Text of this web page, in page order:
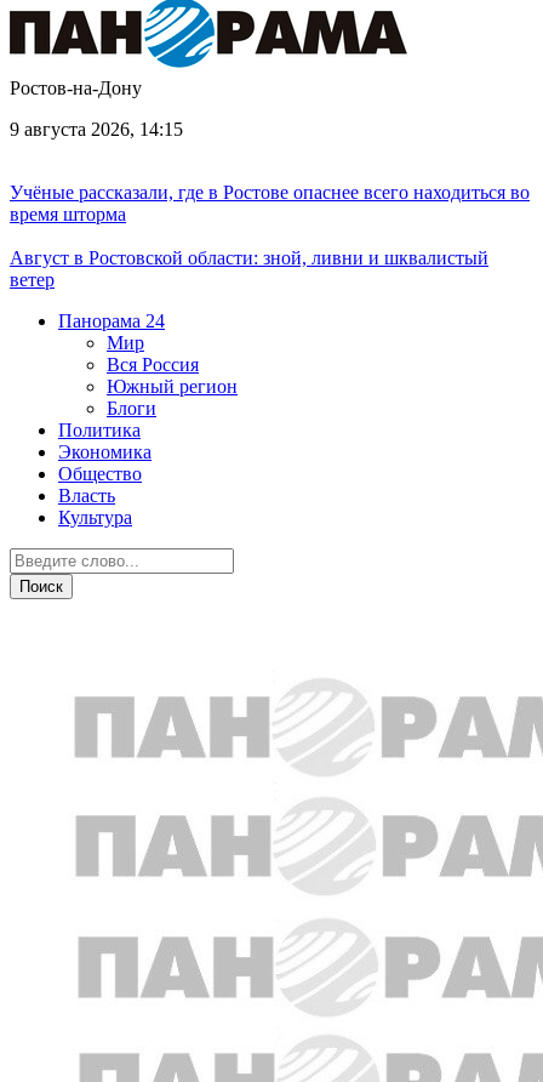
Ростов-на-Дону
9 августа 2026, 14:15
Учёные рассказали, где в Ростове опаснее всего находиться во
время шторма
Август в Ростовской области: зной, ливни и шквалистый
ветер
Панорама 24
Мир
Вся Россия
Южный регион
Блоги
Политика
Экономика
Общество
Власть
Культура